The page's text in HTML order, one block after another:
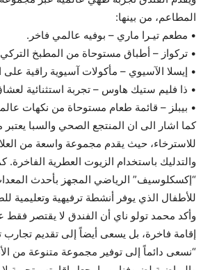
المطاعم، من بينها:
• مطعم تيـرا ماري – بوفيه عالمي فاخر.
• تركواز – أطباق مستوحاة من المطبخ
• إيسلا الآسيوي – مأكولات آسيوية راقية
• ذا فليم ستيك هاوس – تجربة استثنائية
• بيبلز – قائمة طعام مستوحاة من نكهات
كما اشار الى ان المنتجع الصحي والسبا يعتبر
للاسترخاء، حيث يقدم مجموعة واسعة من
والتدليك باستخدام الزيوت العطرية الفاخرة.
“إكسكلوسيف” الرياضي المجهز بأحدث
للأطفال الذي يوفر أنشطة ترفيهية وتعليمية
وأكد محمد تولو ناي أن الفندق لا يقتصر فقط
إقامة فاخرة، بل يسعى أيضاً إلى تقديم تجارب
“نسعى دائماً إلى توفير مجموعة متنوعة من